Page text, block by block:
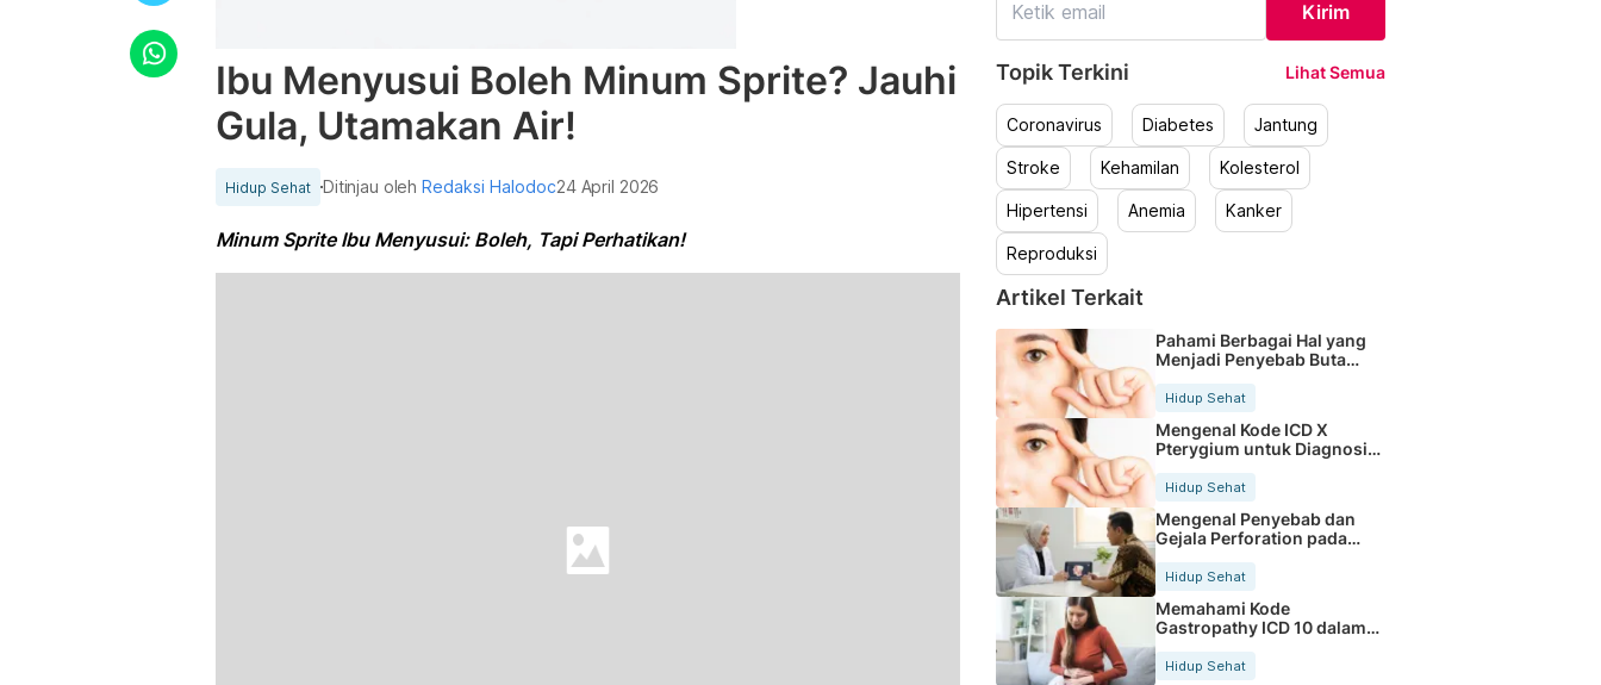
Ibu Menyusui Boleh Minum Sprite? Jauhi
Gula, Utamakan Air!
Hidup Sehat Ditinjau olehRedaksi Halodoc24 April 2026
Minum Sprite Ibu Menyusui: Boleh, Tapi Perhatikan!
Kirim
Topik Terkini Lihat Semua
Coronavirus Diabetes Jantung
Stroke Kehamilan Kolesterol
Hipertensi Anemia Kanker
Reproduksi
Artikel Terkait
Pahami Berbagai Hal yang
Menjadi Penyebab Buta
Hidup Sehat
Mengenal Kode ICD X
Pterygium untuk Diagnosis
Hidup Sehat
Mengenal Penyebab dan
Gejala Perforation pada
Tubuh
Hidup Sehat
Memahami Kode
Gastropathy ICD 10 dalam
Rekam Medis Pasien
Hidup Sehat